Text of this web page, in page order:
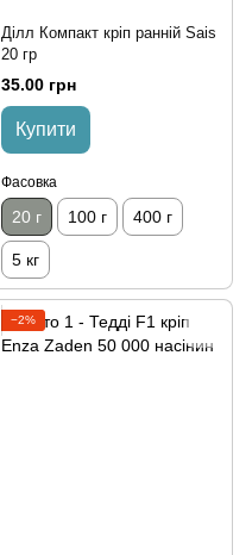
Ділл Компакт кріп ранній Sais
20 гр
35.00 грн
Купити
Фасовка
20 г 100 г 400 г
5 кг
−2%